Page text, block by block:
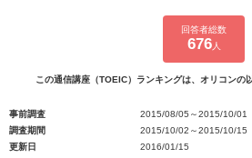
回答者総数
676人
この通信講座（TOEIC）ランキングは、オリコンの
事前調査
2015/08/05～2015/10/01
調査期間
2015/10/02～2015/10/15
更新日
2016/01/15